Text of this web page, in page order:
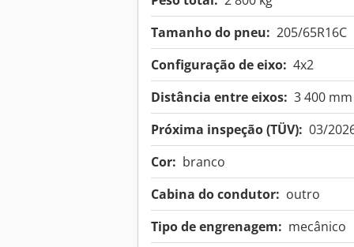
Tamanho do pneu: 205/65R16C
Configuração de eixo: 4x2
Distância entre eixos: 3 400 mm
Próxima inspeção (TÜV): 03/
Cor: branco
Cabina do condutor: outro
Tipo de engrenagem: mecânico